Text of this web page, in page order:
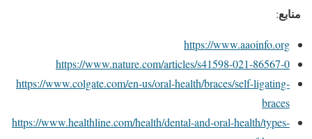
منابع:
https://www.aaoinfo.org
https://www.nature.com/articles/s41598-021-86567-0
https://www.colgate.com/en-us/oral-health/braces/self-ligating-
braces
https://www.healthline.com/health/dental-and-oral-health/types-